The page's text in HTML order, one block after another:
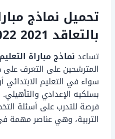
تحميل نماذج
بالتعاقد 2021 2022
تساعدنماذج مباراة التعليم
المترشحين على التعرف على
سواء في التعليم الابتدائي
بسلكيه الإعدادي
فرصة للتدرب على أسئلة
التربية، وهي عناصر مهمة